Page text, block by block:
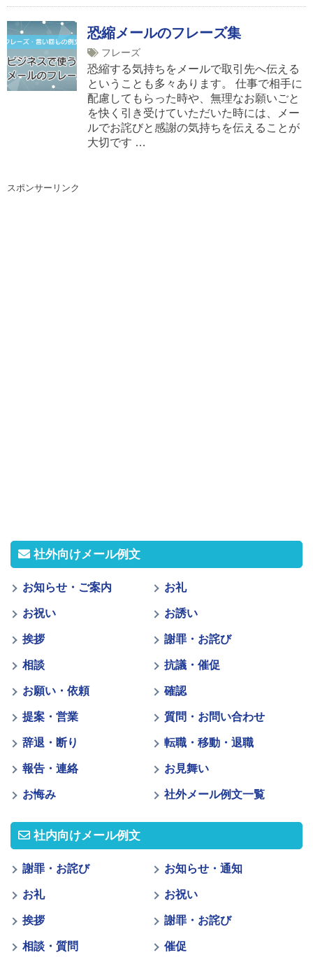
恐縮メールのフレーズ集
フレーズ
恐縮する気持ちをメールで取引先へ伝える
ということも多々あります。 仕事で相手に
配慮してもらった時や、無理なお願いごと
を快く引き受けていただいた時には、メー
ルでお詫びと感謝の気持ちを伝えることが
大切です …
スポンサーリンク
社外向けメール例文
お知らせ・ご案内 お礼
お祝い お誘い
挨拶 謝罪・お詫び
相談 抗議・催促
お願い・依頼 確認
提案・営業 質問・お問い合わせ
辞退・断り 転職・移動・退職
報告・連絡 お見舞い
お悔み 社外メール例文一覧
社内向けメール例文
謝罪・お詫び お知らせ・通知
お礼 お祝い
挨拶 謝罪・お詫び
相談・質問 催促